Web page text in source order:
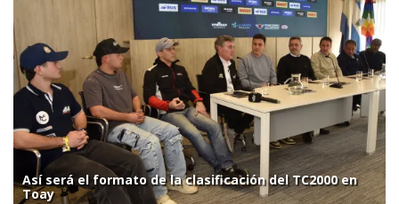
Así será el formato de la clasificación del TC2000 en
Toay